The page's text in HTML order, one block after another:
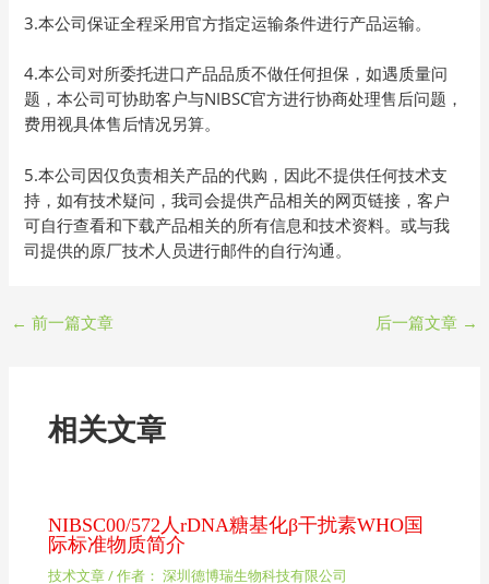
3.本公司保证全程采用官方指定运输条件进行产品运输。
4.本公司对所委托进口产品品质不做任何担保，如遇质量问
题，本公司可协助客户与NIBSC官方进行协商处理售后问题，
费用视具体售后情况另算。
5.本公司因仅负责相关产品的代购，因此不提供任何技术支
持，如有技术疑问，我司会提供产品相关的网页链接，客户
可自行查看和下载产品相关的所有信息和技术资料。或与我
司提供的原厂技术人员进行邮件的自行沟通。
← 前一篇文章 后一篇文章 →
相关文章
NIBSC00/572人rDNA糖基化β干扰素WHO国
际标准物质简介
技术文章/ 作者： 深圳德博瑞生物科技有限公司